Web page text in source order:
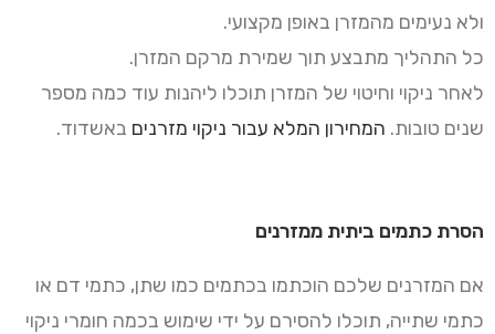
ולא נעימים מהמזרן באופן מקצועי.
כל התהליך מתבצע תוך שמירת מרקם המזרן.
לאחר ניקוי וחיטוי של המזרן תוכלו ליהנות עוד כמה מספר
שנים טובות. המחירון המלא עבור ניקוי מזרנים באשדוד.
הסרת כתמים ביתית ממזרנים
אם המזרנים שלכם הוכתמו בכתמים כמו שתן, כתמי דם או
כתמי שתייה, תוכלו להסירם על ידי שימוש בכמה חומרי ניקוי